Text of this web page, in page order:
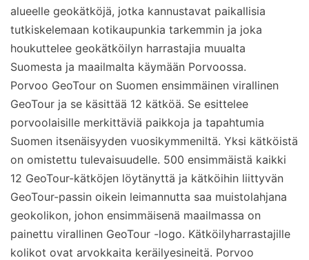
alueelle geokätköjä, jotka kannustavat paikallisia
tutkiskelemaan kotikaupunkia tarkemmin ja joka
houkuttelee geokätköilyn harrastajia muualta
Suomesta ja maailmalta käymään Porvoossa.
Porvoo GeoTour on Suomen ensimmäinen virallinen
GeoTour ja se käsittää 12 kätköä. Se esittelee
porvoolaisille merkittäviä paikkoja ja tapahtumia
Suomen itsenäisyyden vuosikymmeniltä. Yksi kätköistä
on omistettu tulevaisuudelle. 500 ensimmäistä kaikki
12 GeoTour-kätköjen löytänyttä ja kätköihin liittyvän
GeoTour-passin oikein leimannutta saa muistolahjana
geokolikon, johon ensimmäisenä maailmassa on
painettu virallinen GeoTour -logo. Kätköilyharrastajille
kolikot ovat arvokkaita keräilyesineitä. Porvoo